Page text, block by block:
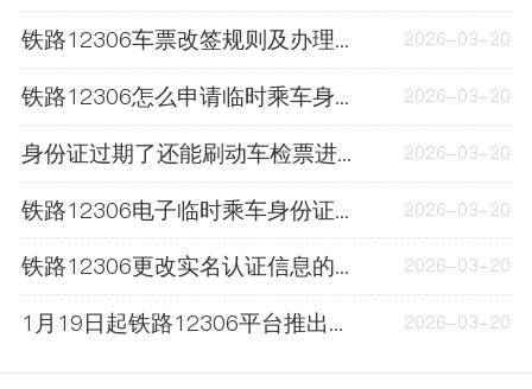
铁路12306车票改签规则及办理途径，超全攻略来了 2026-03-20
铁路12306怎么申请临时乘车身份证明？超全指南来啦 2026-03-20
身份证过期了还能刷动车检票进站吗？这些情况要知道 2026-03-20
铁路12306电子临时乘车身份证明怎么申请？5步轻松搞定 2026-03-20
铁路12306更改实名认证信息的方法及所需材料 2026-03-20
1月19日起铁路12306平台推出误购车票限时免费退票服务 2026-03-20